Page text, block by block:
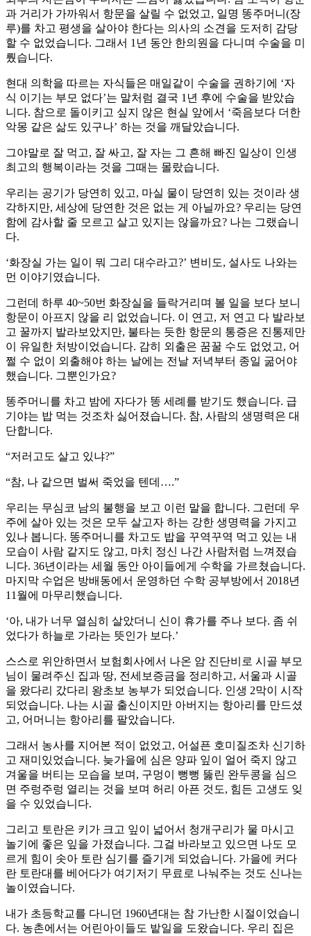
과 거리가 가까워서 항문을 살릴 수 없었고, 일명 똥주머니(장
루)를 차고 평생을 살아야 한다는 의사의 소견을 도저히 감당
할 수 없었습니다. 그래서 1년 동안 한의원을 다니며 수술을 미
뤘습니다.
현대 의학을 따르는 자식들은 매일같이 수술을 권하기에 ‘자
식 이기는 부모 없다’는 말처럼 결국 1년 후에 수술을 받았습
니다. 참으로 돌이키고 싶지 않은 현실 앞에서 ‘죽음보다 더한
악몽 같은 삶도 있구나’ 하는 것을 깨달았습니다.
그야말로 잘 먹고, 잘 싸고, 잘 자는 그 흔해 빠진 일상이 인생
최고의 행복이라는 것을 그때는 몰랐습니다.
우리는 공기가 당연히 있고, 마실 물이 당연히 있는 것이라 생
각하지만, 세상에 당연한 것은 없는 게 아닐까요? 우리는 당연
함에 감사할 줄 모르고 살고 있지는 않을까요? 나는 그랬습니
다.
‘화장실 가는 일이 뭐 그리 대수라고?’ 변비도, 설사도 나와는
먼 이야기였습니다.
그런데 하루 40~50번 화장실을 들락거리며 볼 일을 보다 보니
항문이 아프지 않을 리 없었습니다. 이 연고, 저 연고 다 발라보
고 꿀까지 발라보았지만, 불타는 듯한 항문의 통증은 진통제만
이 유일한 처방이었습니다. 감히 외출은 꿈꿀 수도 없었고, 어
쩔 수 없이 외출해야 하는 날에는 전날 저녁부터 종일 굶어야
했습니다. 그뿐인가요?
똥주머니를 차고 밤에 자다가 똥 세례를 받기도 했습니다. 급
기야는 밥 먹는 것조차 싫어졌습니다. 참, 사람의 생명력은 대
단합니다.
“저러고도 살고 있냐?”
“참, 나 같으면 벌써 죽었을 텐데….”
우리는 무심코 남의 불행을 보고 이런 말을 합니다. 그런데 우
주에 살아 있는 것은 모두 살고자 하는 강한 생명력을 가지고
있나 봅니다. 똥주머니를 차고도 밥을 꾸역꾸역 먹고 있는 내
모습이 사람 같지도 않고, 마치 정신 나간 사람처럼 느껴졌습
니다. 36년이라는 세월 동안 아이들에게 수학을 가르쳤습니다.
마지막 수업은 방배동에서 운영하던 수학 공부방에서 2018년
11월에 마무리했습니다.
‘아, 내가 너무 열심히 살았더니 신이 휴가를 주나 보다. 좀 쉬
었다가 하늘로 가라는 뜻인가 보다.’
스스로 위안하면서 보험회사에서 나온 암 진단비로 시골 부모
님이 물려주신 집과 땅, 전세보증금을 정리하고, 서울과 시골
을 왔다리 갔다리 왕초보 농부가 되었습니다. 인생 2막이 시작
되었습니다. 나는 시골 출신이지만 아버지는 항아리를 만드셨
고, 어머니는 항아리를 팔았습니다.
그래서 농사를 지어본 적이 없었고, 어설픈 호미질조차 신기하
고 재미있었습니다. 늦가을에 심은 양파 잎이 얼어 죽지 않고
겨울을 버티는 모습을 보며, 구멍이 뻥뻥 뚫린 완두콩을 심으
면 주렁주렁 열리는 것을 보며 허리 아픈 것도, 힘든 고생도 잊
을 수 있었습니다.
그리고 토란은 키가 크고 잎이 넓어서 청개구리가 물 마시고
놀기에 좋은 잎을 가졌습니다. 그걸 바라보고 있으면 나도 모
르게 힘이 솟아 토란 심기를 즐기게 되었습니다. 가을에 커다
란 토란대를 베어다가 여기저기 무료로 나눠주는 것도 신나는
놀이였습니다.
내가 초등학교를 다니던 1960년대는 참 가난한 시절이었습니
다. 농촌에서는 어린아이들도 밭일을 도왔습니다. 우리 집은